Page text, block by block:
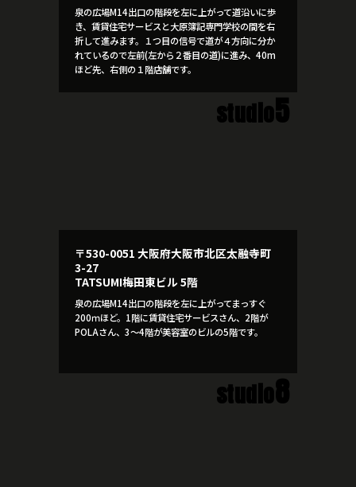
泉の広場M14出口の階段を左に上がって道沿いに歩
き、賃貸住宅サービスと大原簿記専門学校の間を右
折して進みます。１つ目の信号で道が４方向に分か
れているので左前(左から２番目の道)に進み、40m
ほど先、右側の１階店舗です。
studio5
〒530-0051 大阪府大阪市北区太融寺町
3-27
TATSUMI梅田東ビル 5階
泉の広場M14出口の階段を左に上がってまっすぐ
200ｍほど。1階に賃貸住宅サービスさん、2階が
POLAさん、3～4階が美容室のビルの5階です。
studio8